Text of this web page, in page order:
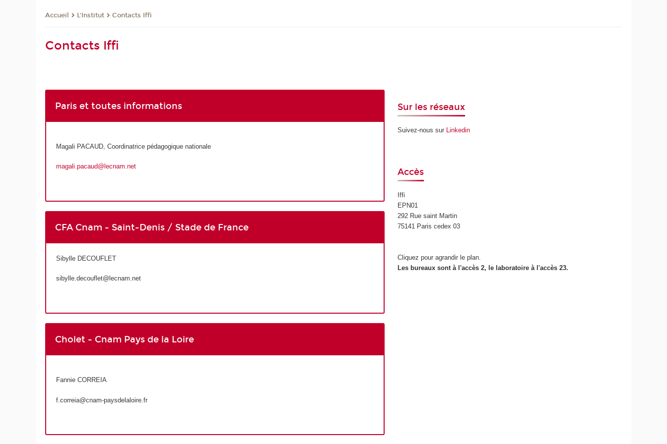
Accueil L'Institut Contacts Iffi
Contacts Iffi
Paris et toutes informations
Magali PACAUD, Coordinatrice pédagogique nationale
magali.pacaud@lecnam.net
CFA Cnam - Saint-Denis / Stade de France
Sibylle DECOUFLET
sibylle.decouflet@lecnam.net
Cholet - Cnam Pays de la Loire
Fannie CORREIA
f.correia@cnam-paysdelaloire.fr
Sur les réseaux
Suivez-nous sur Linkedin
Accès
Iffi
EPN01
292 Rue saint Martin
75141 Paris cedex 03
Cliquez pour agrandir le plan.
Les bureaux sont à l'accès 2, le laboratoire à l'accès 23.